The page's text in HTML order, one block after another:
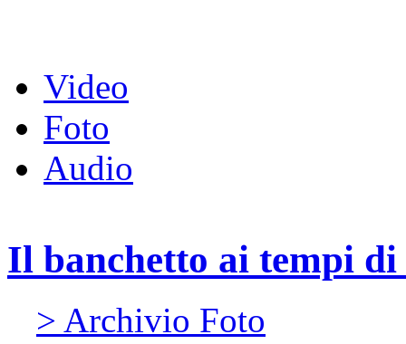
Video
Foto
Audio
Il banchetto ai tempi di
> Archivio Foto